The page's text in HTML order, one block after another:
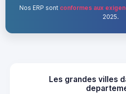
Nos ERP sont conformes aux
2025.
Les grandes villes